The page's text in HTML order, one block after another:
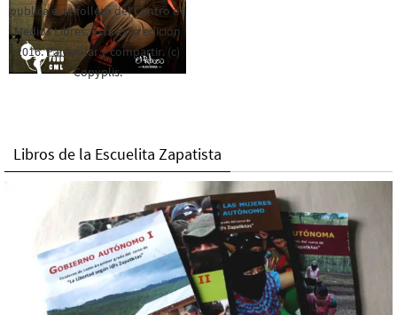
publica este folleto del Centro de
Medios Libres. Esta es la edición
2016. Para rolar y compartir. (c)
Copyplis.
Libros de la Escuelita Zapatista